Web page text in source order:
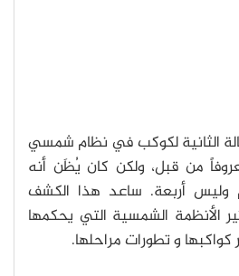
الثانية لكوكب في نظام شمسي
من قبل، ولكن كان يُظَن أنه
وليس أربعة. ساعد هذا الكشف
الأنظمة الشمسية التي يحكمها
و تطورات مراحلها.